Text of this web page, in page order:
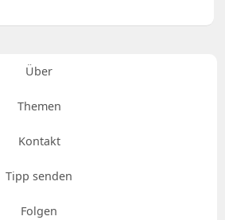
Über
Themen
Kontakt
Tipp senden
Folgen